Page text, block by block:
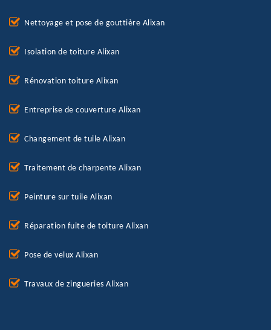
Nettoyage et pose de gouttière Alixan
Isolation de toiture Alixan
Rénovation toiture Alixan
Entreprise de couverture Alixan
Changement de tuile Alixan
Traitement de charpente Alixan
Peinture sur tuile Alixan
Réparation fuite de toiture Alixan
Pose de velux Alixan
Travaux de zingueries Alixan